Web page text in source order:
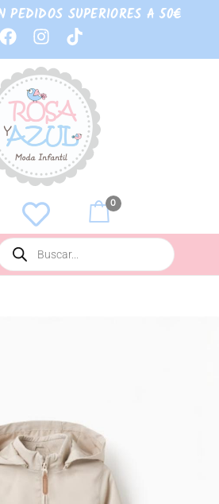
PEDIDOS SUPERIORES A 50€
0